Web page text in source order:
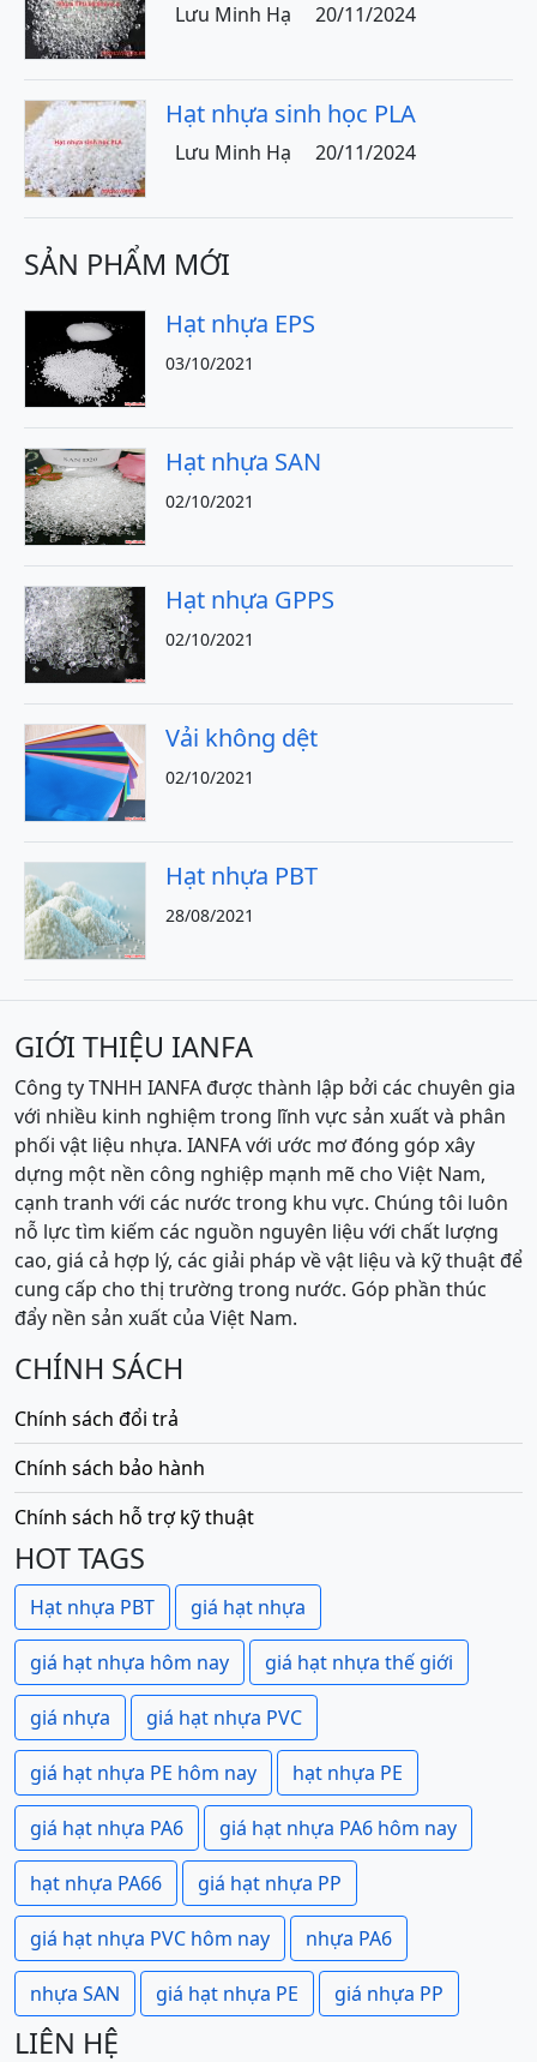
Lưu Minh Hạ 20/11/2024
Hạt nhựa sinh học PLA
Lưu Minh Hạ 20/11/2024
SẢN PHẨM MỚI
Hạt nhựa EPS
03/10/2021
Hạt nhựa SAN
02/10/2021
Hạt nhựa GPPS
02/10/2021
Vải không dệt
02/10/2021
Hạt nhựa PBT
28/08/2021
GIỚI THIỆU IANFA
Công ty TNHH IANFA được thành lập bởi các chuyên gia
với nhiều kinh nghiệm trong lĩnh vực sản xuất và phân
phối vật liệu nhựa. IANFA với ước mơ đóng góp xây
dựng một nền công nghiệp mạnh mẽ cho Việt Nam,
cạnh tranh với các nước trong khu vực. Chúng tôi luôn
nỗ lực tìm kiếm các nguồn nguyên liệu với chất lượng
cao, giá cả hợp lý, các giải pháp về vật liệu và kỹ thuật để
cung cấp cho thị trường trong nước. Góp phần thúc
đẩy nền sản xuất của Việt Nam.
CHÍNH SÁCH
Chính sách đổi trả
Chính sách bảo hành
Chính sách hỗ trợ kỹ thuật
HOT TAGS
Hạt nhựa PBT giá hạt nhựa
giá hạt nhựa hôm nay giá hạt nhựa thế giới
giá nhựa giá hạt nhựa PVC
giá hạt nhựa PE hôm nay hạt nhựa PE
giá hạt nhựa PA6 giá hạt nhựa PA6 hôm nay
hạt nhựa PA66 giá hạt nhựa PP
giá hạt nhựa PVC hôm nay nhựa PA6
nhựa SAN giá hạt nhựa PE giá nhựa PP
LIÊN HỆ